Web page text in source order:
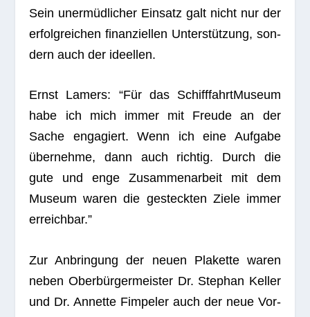
Sein uner­müd­li­cher Ein­satz galt nicht nur der
erfolg­rei­chen finan­zi­el­len Unter­stüt­zung, son­
dern auch der ideellen.
Ernst Lamers: “Für das Schiff­fahrt­Mu­seum
habe ich mich immer mit Freude an der
Sache enga­giert. Wenn ich eine Auf­gabe
über­nehme, dann auch rich­tig. Durch die
gute und enge Zusam­men­ar­beit mit dem
Museum waren die gesteck­ten Ziele immer
erreichbar.”
Zur Anbrin­gung der neuen Pla­kette waren
neben Ober­bür­ger­meis­ter Dr. Ste­phan Kel­ler
und Dr. Annette Fim­pe­ler auch der neue Vor­